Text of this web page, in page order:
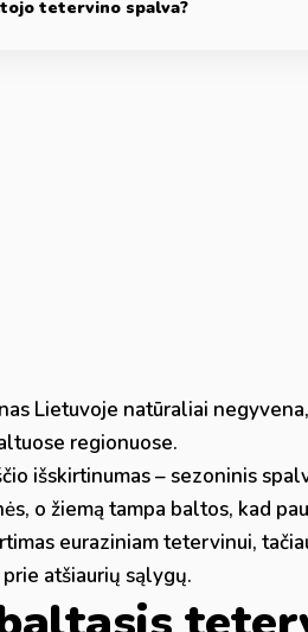
tetervino spalva?
Lietuvoje natūraliai
regionuose.
išskirtinumas – sezoninis
o žiemą tampa baltos, kad
euraziniam tetervinui,
atšiaurių sąlygų.